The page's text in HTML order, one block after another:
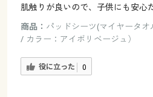
肌触りが良いので、子供にも安心
商品： パッドシーツ(マイヤータ
/ カラー：アイボリベージュ）
役に立った 0